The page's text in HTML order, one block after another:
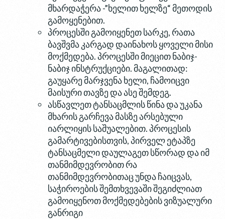
მხარდაჭერა -”ხელით ხელზე“ მეთოდის
გამოყენებით.
პროცესში გამოიყენეთ სარკე, რათა
ბავშვმა კარგად დაინახოს ყოველი მისი
მოქმედება. პროცესში მიეცით ნაბიჯ-
ნაბიჯ ინსტრუქციები. მაგალითად:
გაუყარე მარჯვენა ხელი, ჩამოიცვი
მაისური თავზე და ასე შემდეგ.
ასწავლეთ ტანსაცმლის წინა და უკანა
მხარის გარჩევა მასზე არსებული
იარლიყის საშუალებით. პროცესის
გამარტივებისთვის, პირველ ეტაპზე
ტანსაცმელი დაულაგეთ სწორად და იმ
თანმიმდევრობით რა
თანმიმდევრობითაც უნდა ჩაიცვას,
საჭიროების შემთხვევაში შეგიძლიათ
გამოიყენოთ მოქმედებების ვიზუალური
განრიგი